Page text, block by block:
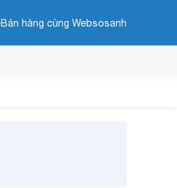
Bán hàng cùng Websosanh